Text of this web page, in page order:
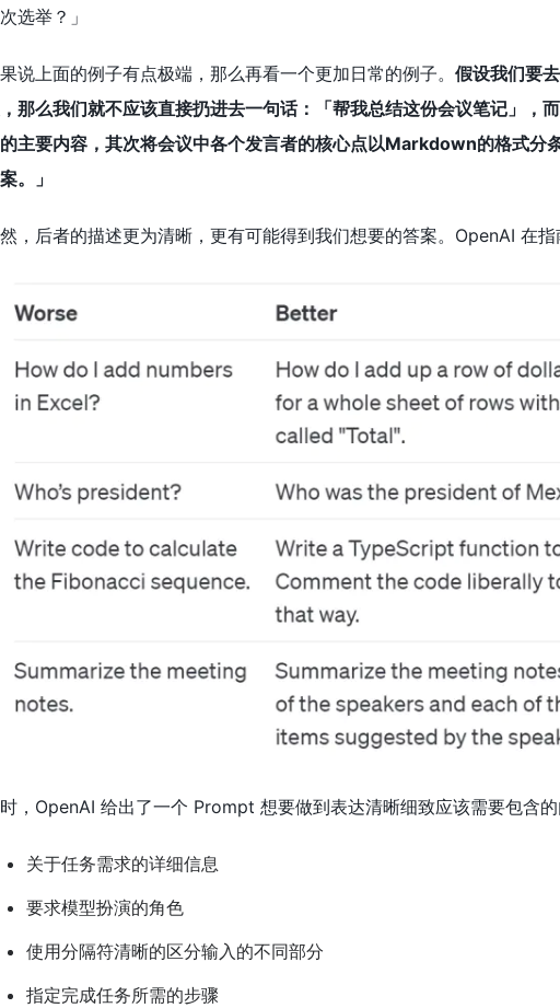
选举？」
说上面的例子有点极端，那么再看一个更加日常的例子。 假设我们要
那么我们就不应该直接扔进去一句话：「帮我总结这份会议笔记」，
主要内容，其次将会议中各个发言者的核心点以Markdown的格式分
。」
，后者的描述更为清晰，更有可能得到我们想要的答案。OpenAI 在
，OpenAI 给出了一个 Prompt 想要做到表达清晰细致应该需要包含的
关于任务需求的详细信息
要求模型扮演的角色
使用分隔符清晰的区分输入的不同部分
指定完成任务所需的步骤